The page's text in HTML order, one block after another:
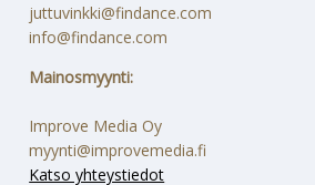
juttuvinkki@findance.com
info@findance.com
Mainosmyynti:
Improve Media Oy
myynti@improvemedia.fi
Katso yhteystiedot